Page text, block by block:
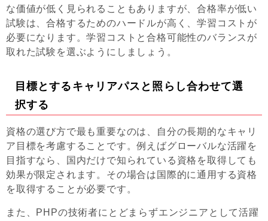
な価値が低く見られることもありますが、合格率が低い
試験は、合格するためのハードルが高く、学習コストが
必要になります。学習コストと合格可能性のバランスが
取れた試験を選ぶようにしましょう。
目標とするキャリアパスと照らし合わせて選
択する
資格の選び方で最も重要なのは、自分の長期的なキャリ
ア目標を考慮することです。例えばグローバルな活躍を
目指すなら、国内だけで知られている資格を取得しても
効果が限定されます。その場合は国際的に通用する資格
を取得することが必要です。
また、PHPの技術者にとどまらずエンジニアとして活躍